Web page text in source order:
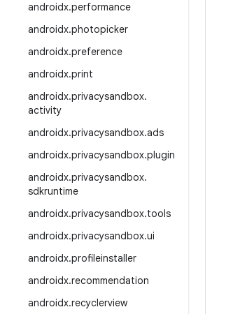
androidx.performance
androidx.photopicker
androidx.preference
androidx.print
androidx.privacysandbox.
activity
androidx.privacysandbox.ads
androidx.privacysandbox.plugin
androidx.privacysandbox.
sdkruntime
androidx.privacysandbox.tools
androidx.privacysandbox.ui
androidx.profileinstaller
androidx.recommendation
androidx.recyclerview